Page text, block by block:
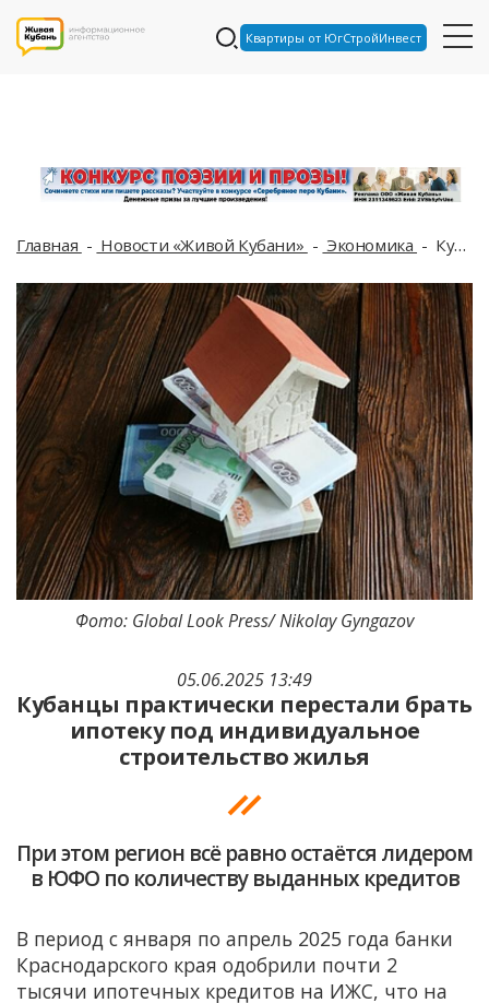
Квартиры от ЮгСтройИнвест
Главная Новости «Живой Кубани» Экономика Кубанцы практически перестали брать ипотеку под индивидуальное строительство жилья
05.06.2025 13:49
Кубанцы практически перестали брать
ипотеку под индивидуальное
строительство жилья
При этом регион всё равно остаётся лидером
в ЮФО по количеству выданных кредитов
Фото: Global Look Press/ Nikolay Gyngazov
В период с января по апрель 2025 года банки
Краснодарского края одобрили почти 2
тысячи ипотечных кредитов на ИЖС, что на